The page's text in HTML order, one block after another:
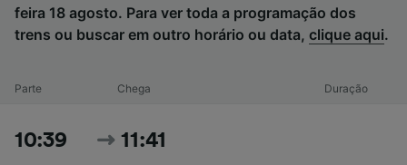
feira 18 agosto. Para ver toda a programação dos
trens ou buscar em outro horário ou data, clique aqui.
Parte Chega Duração
10:39 11:41